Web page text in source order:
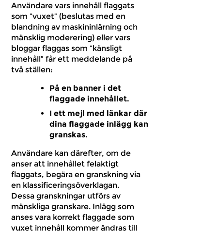
Användare vars innehåll flaggats
som ”vuxet” (beslutas med en
blandning av maskininlärning och
mänsklig moderering) eller vars
bloggar flaggas som ”känsligt
innehåll” får ett meddelande på
två ställen:
På en banner i det
flaggade innehållet.
I ett mejl med länkar där
dina flaggade inlägg kan
granskas.
Användare kan därefter, om de
anser att innehållet felaktigt
flaggats, begära en granskning via
en klassificeringsöverklagan.
Dessa granskningar utförs av
mänskliga granskare. Inlägg som
anses vara korrekt flaggade som
vuxet innehåll kommer ändras till